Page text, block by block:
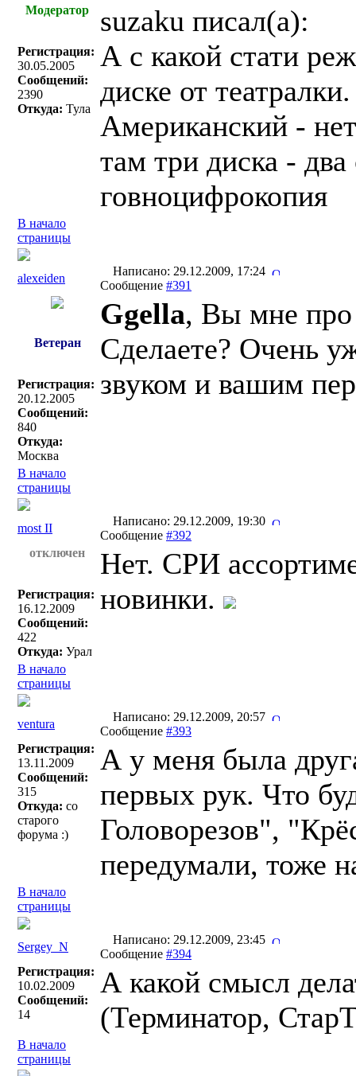
Модератор
Регистрация:
30.05.2005
Сообщений:
2390
Откуда: Тула
suzaku писал(a):
А с какой стати
диске от
Американский - нет
там три диска -
говноцифрокопия
В начало
страницы
alexeiden
Написано: 29.12.2009, 17:24
Сообщение #391
Ветеран
Регистрация:
20.12.2005
Сообщений:
840
Откуда:
Москва
Ggella, Вы мне про
Сделаете? Очень
звуком и вашим
В начало
страницы
most II
Написано: 29.12.2009, 19:30
Сообщение #392
отключен
Регистрация:
16.12.2009
Сообщений:
422
Откуда: Урал
Нет. СРИ
новинки.
В начало
страницы
ventura
Написано: 29.12.2009, 20:57
Сообщение #393
Регистрация:
13.11.2009
Сообщений:
315
Откуда: со
старого
форума :)
А у меня была
первых рук. Что
Головорезов",
передумали, тоже
В начало
страницы
Sergey_N
Написано: 29.12.2009, 23:45
Сообщение #394
Регистрация:
10.02.2009
Сообщений:
14
А какой смысл
(Терминатор,
В начало
страницы